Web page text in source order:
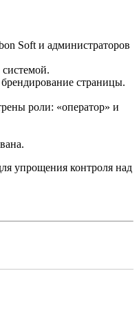
Soft и администраторов
страницы.
роли: «оператор» и
упрощения контроля над